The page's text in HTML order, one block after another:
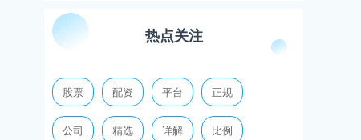
热点关注
股票 配资 平台 正规
公司 精选 详解 比例